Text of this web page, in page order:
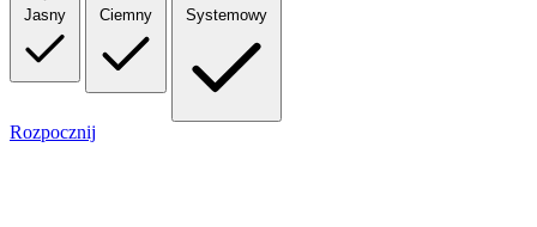
Jasny Ciemny Systemowy
Rozpocznij